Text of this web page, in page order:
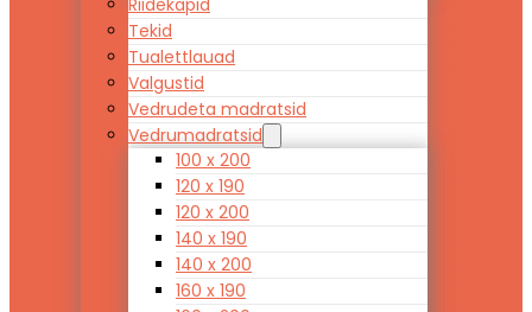
Riidekapid
Tekid
Tualettlauad
Valgustid
Vedrudeta madratsid
Vedrumadratsid
100 x 200
120 x 190
120 x 200
140 x 190
140 x 200
160 x 190